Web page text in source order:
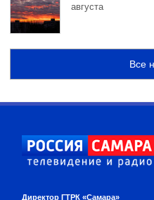
августа
Все
Директор ГТРК «Самара»